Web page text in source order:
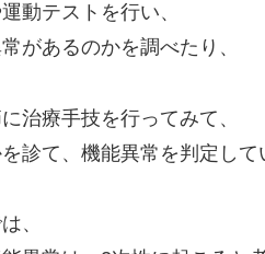
動テストを行い、
があるのかを調べたり、
治療手技を行ってみて、
診て、機能異常を判定して
、